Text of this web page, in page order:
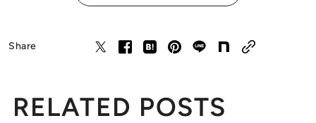
Share
RELATED POSTS